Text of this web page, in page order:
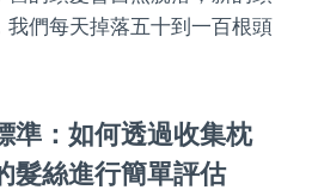
們每天掉落五十到一百根頭
準：如何透過收集枕
髮絲進行簡單評估